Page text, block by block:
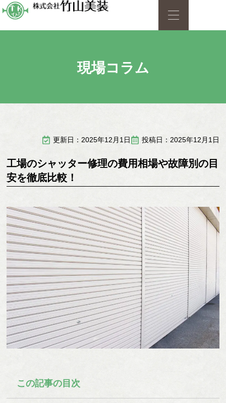
現場コラム
更新日：2025年12月1日 投稿日：2025年12月1日
工場のシャッター修理の費用相場や故障別の目
安を徹底比較！
この記事の目次